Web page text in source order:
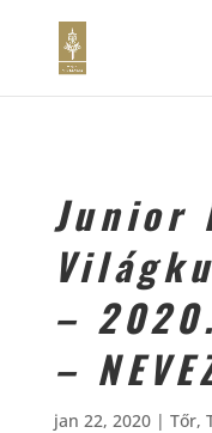
Junior
–
–
jan 22, 2020| Tőr,